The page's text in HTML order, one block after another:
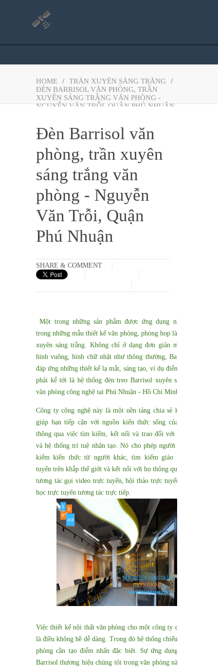
HOME / TRẦN XUYÊN SÁNG TRẮNG
/
ĐÈN BARRISOL VĂN PHÒNG, TRẦN
XUYÊN SÁNG TRẮNG VĂN PHÒNG -
NGUYỄN VĂN TRỖI, QUẬN PHÚ NHUẬN
Đèn Barrisol văn
phòng, trần xuyên
sáng trắng văn
phòng - Nguyễn
Văn Trỗi, Quận
Phú Nhuận
SHARE & COMMENT
Một trong những sản phẩm được ứng dụng nhiều nhất
trong những mẫu thiết kế văn phòng, phòng họp là mẫu trần
xuyên sáng trắng. Không chỉ ở dạng đơn giản mảng sáng
hình vuông, hình chữ nhật như thông thường, Barrisol còn
đáp ứng những thiết kế lạ mắt, sáng tạo, ví dụ điển hình này
phải kể tới là hệ thống đèn treo Barrisol xuyên sáng trắng
văn phòng công nghệ tại Phú Nhuận - Hồ Chí Minh.
Công ty công nghệ này là một nền tảng chia sẻ kiến thức,
giúp bạn tiếp cận với nguồn kiến thức sống của thế giới
thông qua việc tìm kiếm, kết nối và trao đổi với giáo viên
và hệ thống trí tuệ nhân tạo. Nó cho phép người dùng tìm
kiếm kiến thức từ người khác, tìm kiếm giáo viên trực
tuyến trên khắp thế giới và kết nối với họ thông qua công cụ
tương tác gọi video trực tuyến, hội thảo trực tuyến và khóa
học trực tuyến tương tác trực tiếp.
Việc thiết kế nội thất văn phòng cho một công ty công nghệ
là điều không hề dễ dàng. Trong đó hệ thống chiếu sáng văn
phòng cần tạo điểm nhấn đặc biệt. Sự ứng dụng của đèn
Barrisol thương hiệu chúng tôi trong văn phòng này tạo nên